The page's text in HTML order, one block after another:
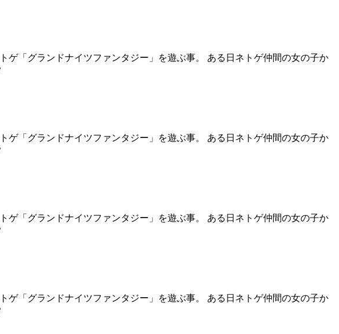
「グランドナイツファンタジー」を遊ぶ事。 ある日ネトゲ仲間の女の子か
「グランドナイツファンタジー」を遊ぶ事。 ある日ネトゲ仲間の女の子か
「グランドナイツファンタジー」を遊ぶ事。 ある日ネトゲ仲間の女の子か
「グランドナイツファンタジー」を遊ぶ事。 ある日ネトゲ仲間の女の子か